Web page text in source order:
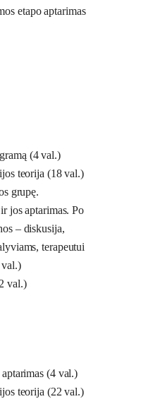
etapo aptarimas
(4 val.)
teorija (18 val.)
grupę.
jos aptarimas. Po
– diskusija,
terapeutui
val.)
(4 val.)
teorija (22 val.)